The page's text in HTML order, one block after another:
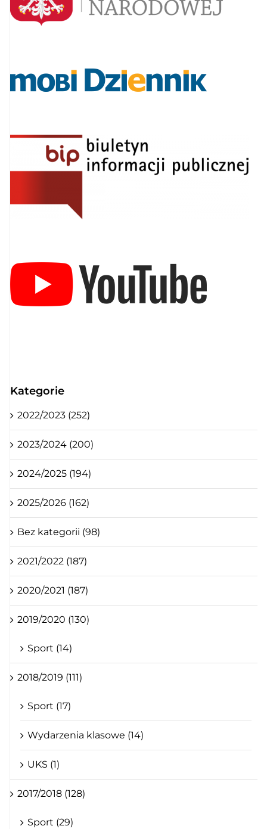
Kategorie
2022/2023 (252)
2023/2024 (200)
2024/2025 (194)
2025/2026 (162)
Bez kategorii (98)
2021/2022 (187)
2020/2021 (187)
2019/2020 (130)
Sport (14)
2018/2019 (111)
Sport (17)
Wydarzenia klasowe (14)
UKS (1)
2017/2018 (128)
Sport (29)